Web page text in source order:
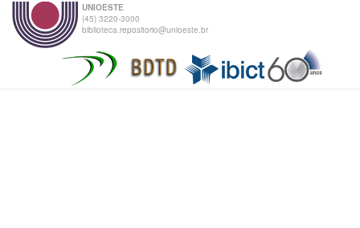
UNIOESTE
(45) 3220-3000
biblioteca.repositorio@unioeste.br